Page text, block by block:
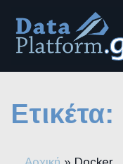
στο
περιεχόμενο
Ετικέτα: